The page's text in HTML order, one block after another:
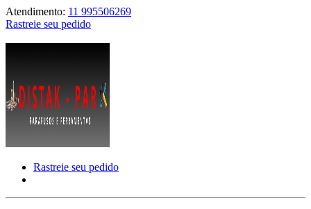
Atendimento: 11 995506269
Rastreie seu pedido
Rastreie seu pedido